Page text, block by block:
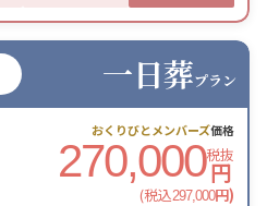
一日葬プラン
おくりびとメンバーズ価格
270,000税抜
円
(税込297,000円)